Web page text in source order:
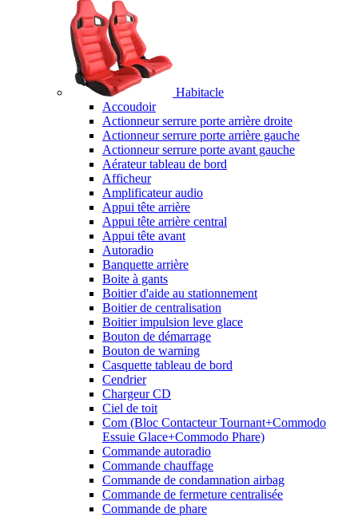
Habitacle
Accoudoir
Actionneur serrure porte arrière droite
Actionneur serrure porte arrière gauche
Actionneur serrure porte avant gauche
Aérateur tableau de bord
Afficheur
Amplificateur audio
Appui tête arrière
Appui tête arrière central
Appui tête avant
Autoradio
Banquette arrière
Boite à gants
Boitier d'aide au stationnement
Boitier de centralisation
Boitier impulsion leve glace
Bouton de démarrage
Bouton de warning
Casquette tableau de bord
Cendrier
Chargeur CD
Ciel de toit
Com (Bloc Contacteur Tournant+Commodo
Essuie Glace+Commodo Phare)
Commande autoradio
Commande chauffage
Commande de condamnation airbag
Commande de fermeture centralisée
Commande de phare